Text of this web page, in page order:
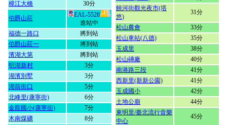
樟江大橋
30分
伯爵山莊
EAL-5528
進站中
福德一路口
將到站
伯爵山莊一
將到站
濱湖大第
將到站
明湖新村
3分
湖濱別墅
3分
湖前街口
5分
北峰里(康寧街)
6分
金龍國小(康寧街)
7分
木南煤礦
8分
饒河街觀光夜市(塔
悠)
31分
松山農會
33分
松山車站(八德)
35分
玉成里
38分
松山磚廠
40分
南港路三段
41分
西新里(新新公園)
41分
玉成國小
42分
土地公廟
44分
東明里/臺北流行音樂
中心
45分